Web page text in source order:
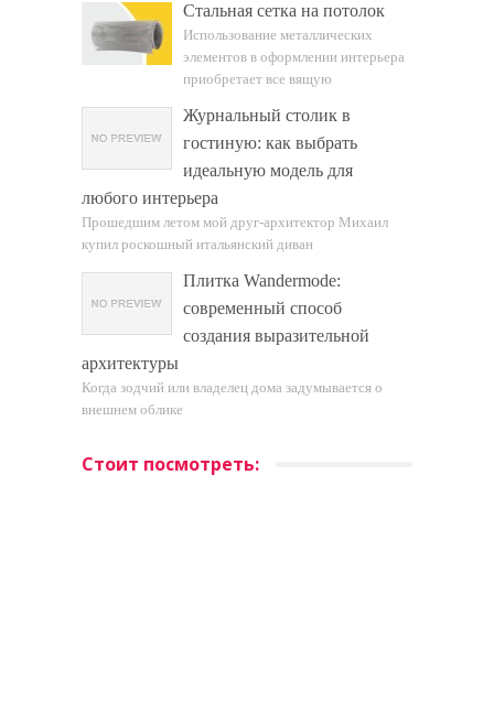
Стальная сетка на потолок
Использование металлических
элементов в оформлении интерьера
приобретает все вящую
Журнальный столик в
гостиную: как выбрать
идеальную модель для
любого интерьера
Прошедшим летом мой друг-архитектор Михаил
купил роскошный итальянский диван
Плитка Wandermode:
современный способ
создания выразительной
архитектуры
Когда зодчий или владелец дома задумывается о
внешнем облике
Стоит посмотреть: